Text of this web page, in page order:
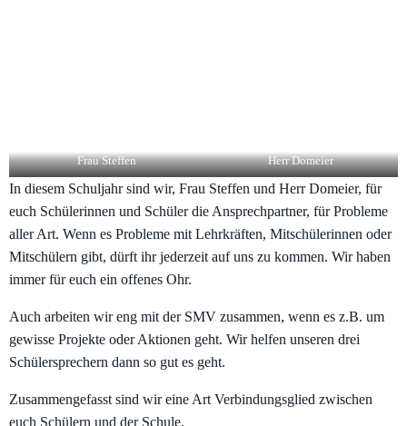
Frau Steffen Herr Domeier
In diesem Schuljahr sind wir, Frau Steffen und Herr Domeier, für
euch Schülerinnen und Schüler die Ansprechpartner, für Probleme
aller Art. Wenn es Probleme mit Lehrkräften, Mitschülerinnen oder
Mitschülern gibt, dürft ihr jederzeit auf uns zu kommen. Wir haben
immer für euch ein offenes Ohr.
Auch arbeiten wir eng mit der SMV zusammen, wenn es z.B. um
gewisse Projekte oder Aktionen geht. Wir helfen unseren drei
Schülersprechern dann so gut es geht.
Zusammengefasst sind wir eine Art Verbindungsglied zwischen
euch Schülern und der Schule.